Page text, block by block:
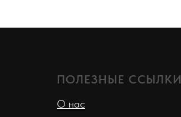
ПОЛЕЗНЫЕ ССЫЛКИ
О нас